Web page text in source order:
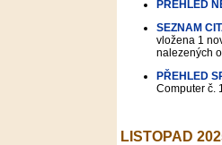
PŘEHLED
SEZNAM
vložena 1
nalezených
PŘEHLED
Computer č.
LISTOPAD